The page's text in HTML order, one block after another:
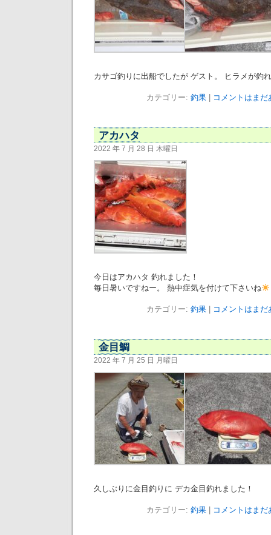
カサゴ釣りに出船でしたが ゲスト。 ヒラメが釣
カテゴリー: 釣果| コメントはまだ
アカハタ
2022 年 7 月 28 日 木曜日
今日はアカハタ 釣れました！
毎日暑いですねー。 熱中症気を付けて下さいね
カテゴリー: 釣果| コメントはまだ
金目鯛
2022 年 7 月 25 日 月曜日
久しぶりに金目釣りに デカ金目釣れました！
カテゴリー: 釣果| コメントはまだ